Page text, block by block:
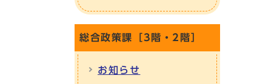
総合政策課［3階・2階］
お知らせ